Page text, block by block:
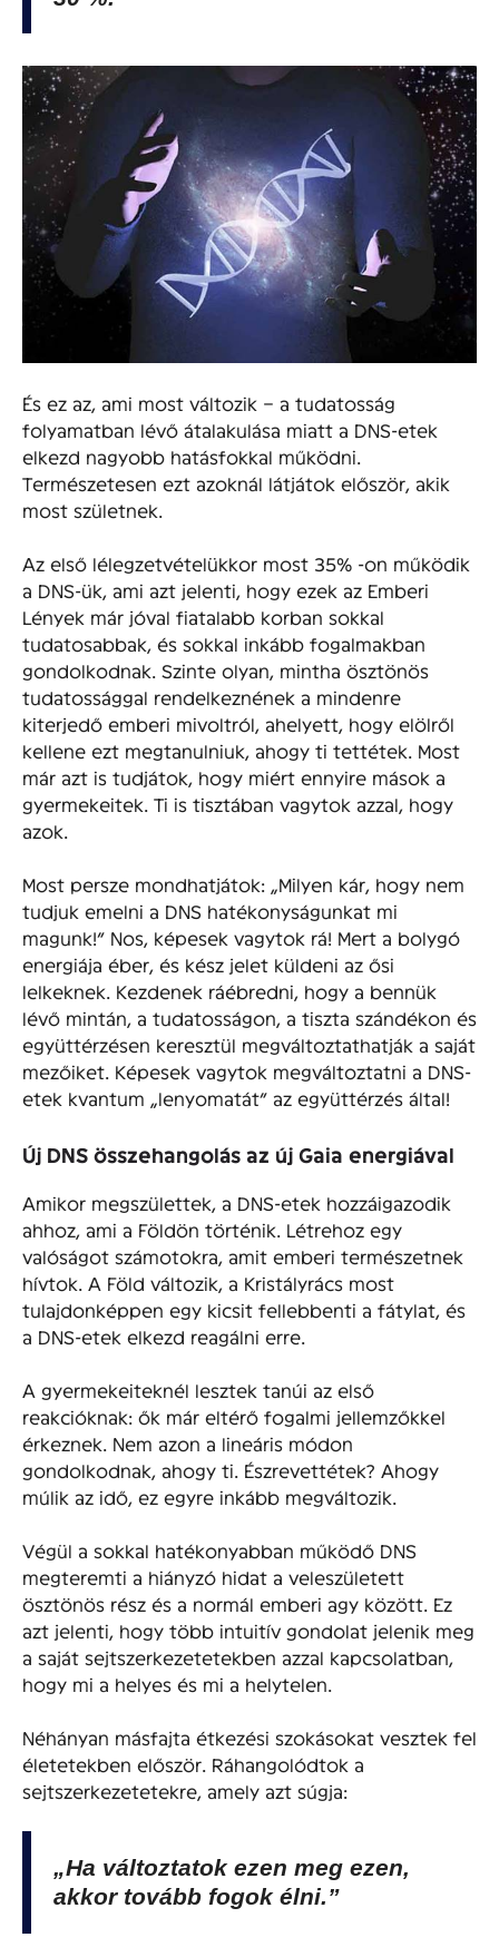
És ez az, ami most változik – a tudatosság
folyamatban lévő átalakulása miatt a DNS-etek
elkezd nagyobb hatásfokkal működni.
Természetesen ezt azoknál látjátok először, akik
most születnek.
Az első lélegzetvételükkor most 35% -on működik
a DNS-ük, ami azt jelenti, hogy ezek az Emberi
Lények már jóval fiatalabb korban sokkal
tudatosabbak, és sokkal inkább fogalmakban
gondolkodnak. Szinte olyan, mintha ösztönös
tudatossággal rendelkeznének a mindenre
kiterjedő emberi mivoltról, ahelyett, hogy elölről
kellene ezt megtanulniuk, ahogy ti tettétek. Most
már azt is tudjátok, hogy miért ennyire mások a
gyermekeitek. Ti is tisztában vagytok azzal, hogy
azok.
Most persze mondhatjátok: „Milyen kár, hogy nem
tudjuk emelni a DNS hatékonyságunkat mi
magunk!” Nos, képesek vagytok rá! Mert a bolygó
energiája éber, és kész jelet küldeni az ősi
lelkeknek. Kezdenek ráébredni, hogy a bennük
lévő mintán, a tudatosságon, a tiszta szándékon és
együttérzésen keresztül megváltoztathatják a saját
mezőiket. Képesek vagytok megváltoztatni a DNS-
etek kvantum „lenyomatát” az együttérzés által!
Új DNS összehangolás az új Gaia energiával
Amikor megszülettek, a DNS-etek hozzáigazodik
ahhoz, ami a Földön történik. Létrehoz egy
valóságot számotokra, amit emberi természetnek
hívtok. A Föld változik, a Kristályrács most
tulajdonképpen egy kicsit fellebbenti a fátylat, és
a DNS-etek elkezd reagálni erre.
A gyermekeiteknél lesztek tanúi az első
reakcióknak: ők már eltérő fogalmi jellemzőkkel
érkeznek. Nem azon a lineáris módon
gondolkodnak, ahogy ti. Észrevettétek? Ahogy
múlik az idő, ez egyre inkább megváltozik.
Végül a sokkal hatékonyabban működő DNS
megteremti a hiányzó hidat a veleszületett
ösztönös rész és a normál emberi agy között. Ez
azt jelenti, hogy több intuitív gondolat jelenik meg
a saját sejtszerkezetetekben azzal kapcsolatban,
hogy mi a helyes és mi a helytelen.
Néhányan másfajta étkezési szokásokat vesztek fel
életetekben először. Ráhangolódtok a
sejtszerkezetetekre, amely azt súgja:
„Ha változtatok ezen meg ezen,
akkor tovább fogok élni.”